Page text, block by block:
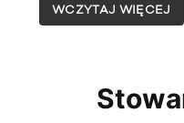
WCZYTAJ WIĘCEJ